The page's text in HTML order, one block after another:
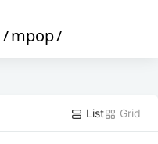
/mpop/
List Grid